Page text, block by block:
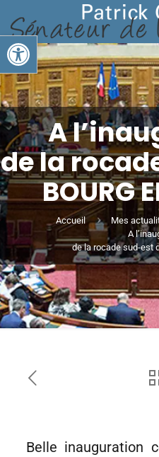
Ouvrir la barre d’outils
A
de la
BOURG
Accueil Mes
A
de la rocade sud-est
Belle inauguration